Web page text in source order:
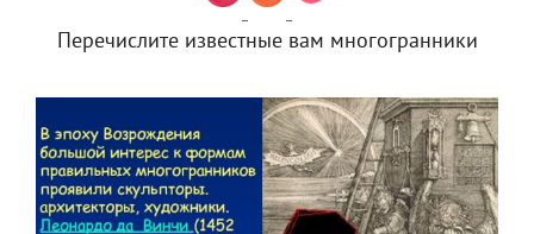
Перечислите известные вам многогранники